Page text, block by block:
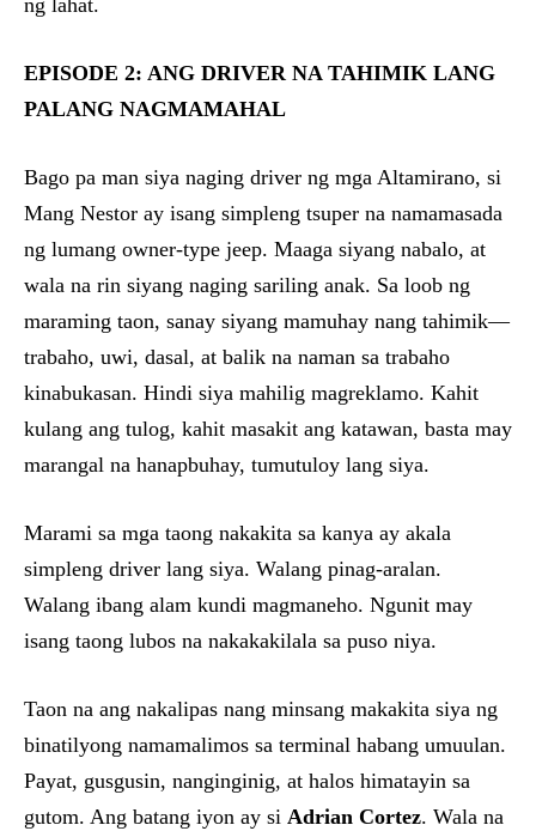
ng lahat.
EPISODE 2: ANG DRIVER NA TAHIMIK LANG
PALANG NAGMAMAHAL
Bago pa man siya naging driver ng mga Altamirano, si
Mang Nestor ay isang simpleng tsuper na namamasada
ng lumang owner-type jeep. Maaga siyang nabalo, at
wala na rin siyang naging sariling anak. Sa loob ng
maraming taon, sanay siyang mamuhay nang tahimik—
trabaho, uwi, dasal, at balik na naman sa trabaho
kinabukasan. Hindi siya mahilig magreklamo. Kahit
kulang ang tulog, kahit masakit ang katawan, basta may
marangal na hanapbuhay, tumutuloy lang siya.
Marami sa mga taong nakakita sa kanya ay akala
simpleng driver lang siya. Walang pinag-aralan.
Walang ibang alam kundi magmaneho. Ngunit may
isang taong lubos na nakakakilala sa puso niya.
Taon na ang nakalipas nang minsang makakita siya ng
binatilyong namamalimos sa terminal habang umuulan.
Payat, gusgusin, nanginginig, at halos himatayin sa
gutom. Ang batang iyon ay si Adrian Cortez. Wala na